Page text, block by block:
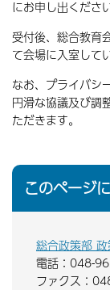
にお申し出ください
受付後、総合教育
て会場に入室して
なお、プライバシ
円滑な協議及び調
ただきます。
このページ
総合政策部 政
電話：048-
ファクス：